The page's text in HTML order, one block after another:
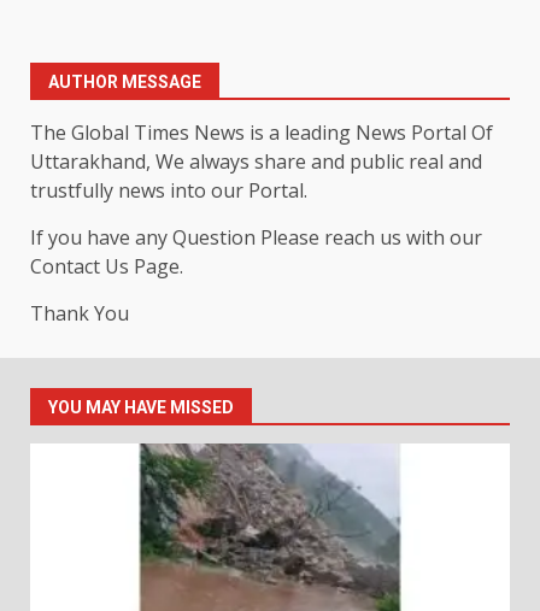
AUTHOR MESSAGE
The Global Times News is a leading News Portal Of
Uttarakhand, We always share and public real and
trustfully news into our Portal.
If you have any Question Please reach us with our
Contact Us Page.
Thank You
YOU MAY HAVE MISSED